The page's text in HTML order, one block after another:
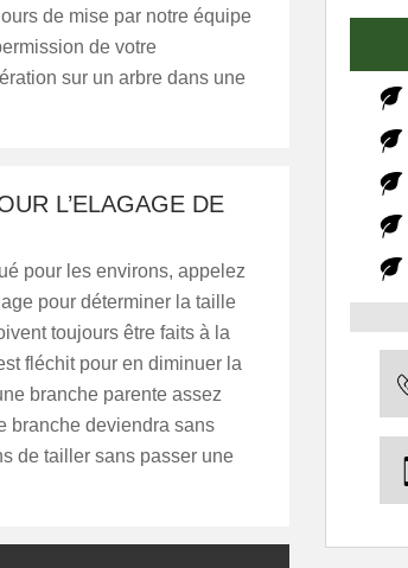
de mise par notre équipe
de votre
sur un arbre dans une
L’ELAGAGE DE
pour les environs, appelez
pour déterminer la taille
toujours être faits à la
fléchit pour en diminuer la
branche parente assez
branche deviendra sans
de tailler sans passer une